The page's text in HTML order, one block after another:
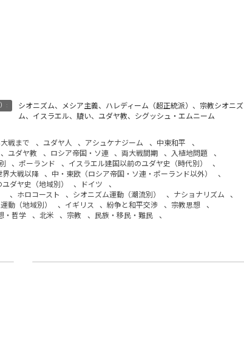
:
シオニズム、メシア主義、ハレディーム（超正統派）、宗教シオニズ
ム、イスラエル、贖い、ユダヤ教、シグッシュ・エムニーム
戦まで 、 ユダヤ人 、 アシュケナジーム 、 中東和平
、
、 ユダヤ教 、 ロシア帝国・ソ連 、両大戦間期 、 入植地問題
、
、ポーランド 、 イスラエル建国以前のユダヤ史（時代別）
、
界大戦以降 、 中・東欧（ロシア帝国・ソ連・ポーランド以外）
、
ダヤ史（地域別） 、 ドイツ
、
、 ホロコースト 、 シオニズム運動（潮流別） 、 ナショナリズム
、
動（地域別） 、 イギリス 、紛争と和平交渉 、 宗教思想
、
・哲学 、 北米 、 宗教 、 民族・移民・難民
、